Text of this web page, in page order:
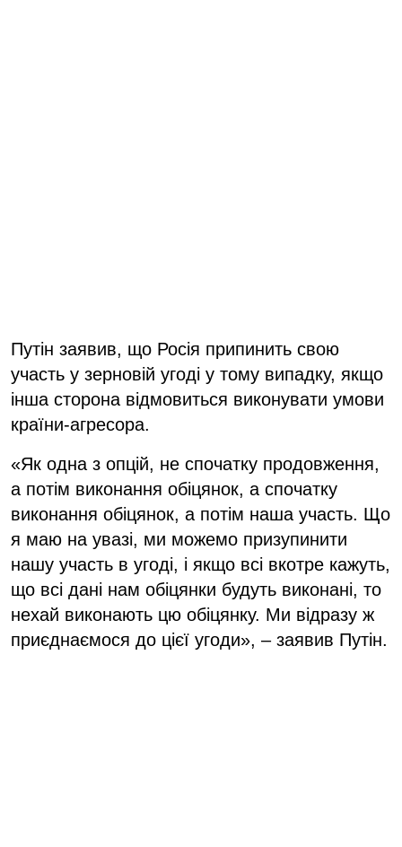
Путін заявив, що Росія припинить свою
участь у зерновій угоді у тому випадку, якщо
інша сторона відмовиться виконувати умови
країни-агресора.
«Як одна з опцій, не спочатку продовження,
а потім виконання обіцянок, а спочатку
виконання обіцянок, а потім наша участь. Що
я маю на увазі, ми можемо призупинити
нашу участь в угоді, і якщо всі вкотре кажуть,
що всі дані нам обіцянки будуть виконані, то
нехай виконають цю обіцянку. Ми відразу ж
приєднаємося до цієї угоди», – заявив Путін.